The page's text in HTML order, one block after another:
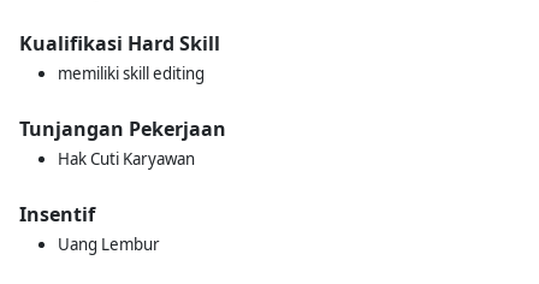
Kualifikasi Hard Skill
memiliki skill editing
Tunjangan Pekerjaan
Hak Cuti Karyawan
Insentif
Uang Lembur